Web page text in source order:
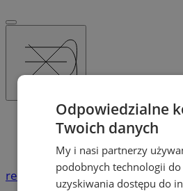
Katalog firm
Produkcja, Handel, Usługi
Szewc
reklama
Odpowiedzialne
Twoich danych
My i nasi partnerzy
podobnych technologii
uzyskiwania dostępu do